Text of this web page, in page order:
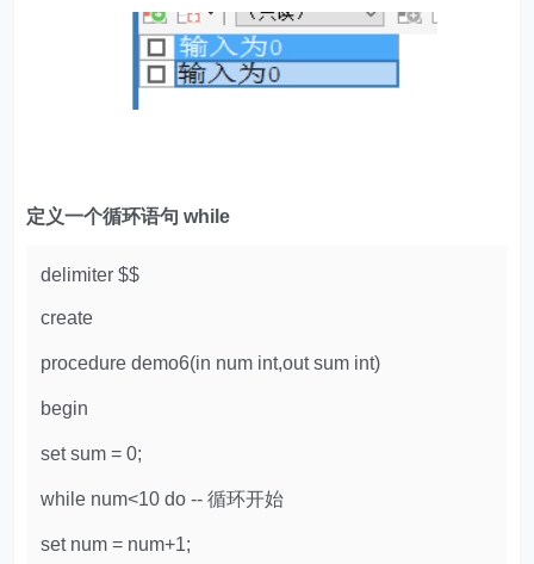
定义一个循环语句 while
delimiter $$
create
procedure demo6(in num int,out sum int)
begin
set sum = 0;
while num<10 do -- 循环开始
set num = num+1;